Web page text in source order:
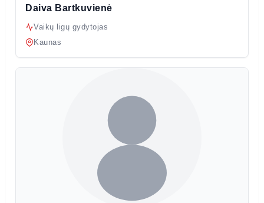
Daiva Bartkuvienė
Vaikų ligų gydytojas
Kaunas